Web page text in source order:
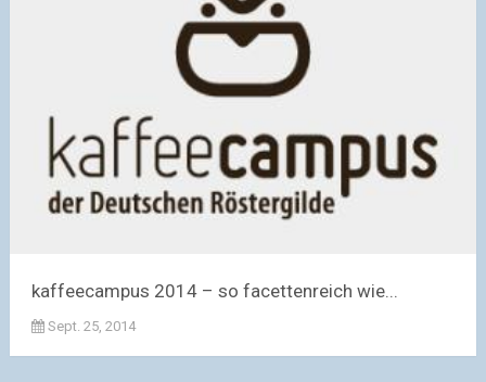
kaffeecampus 2014 – so facettenreich wie...
Sept. 25, 2014